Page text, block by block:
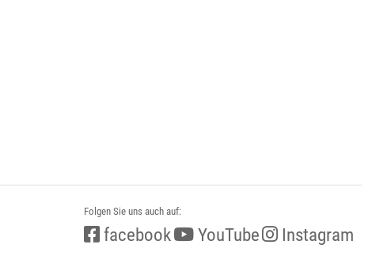
Folgen Sie uns auch auf:
facebook YouTube Instagram